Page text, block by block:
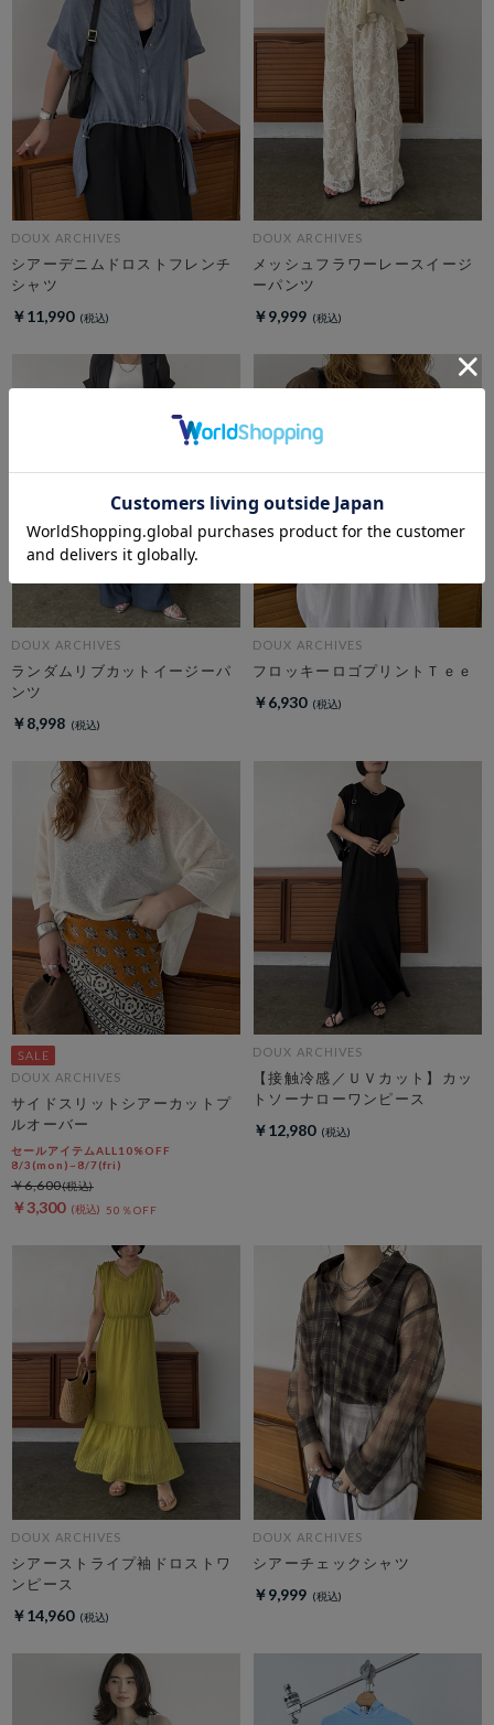
DOUX ARCHIVES
シアーデニムドロストフレンチ
シャツ
￥11,990
DOUX ARCHIVES
メッシュフラワーレースイージ
ーパンツ
￥9,999
DOUX ARCHIVES
ランダムリブカットイージーパ
ンツ
￥8,998
DOUX ARCHIVES
フロッキーロゴプリントＴｅｅ
￥6,930
DOUX ARCHIVES
サイドスリットシアーカットプ
ルオーバー
セールアイテムALL10%OFF
8/3(mon)~8/7(fri)
￥3,300 50％OFF
￥6,600
DOUX ARCHIVES
【接触冷感／ＵＶカット】カッ
トソーナローワンピース
￥12,980
DOUX ARCHIVES
シアーストライプ袖ドロストワ
ンピース
￥14,960
DOUX ARCHIVES
シアーチェックシャツ
￥9,999